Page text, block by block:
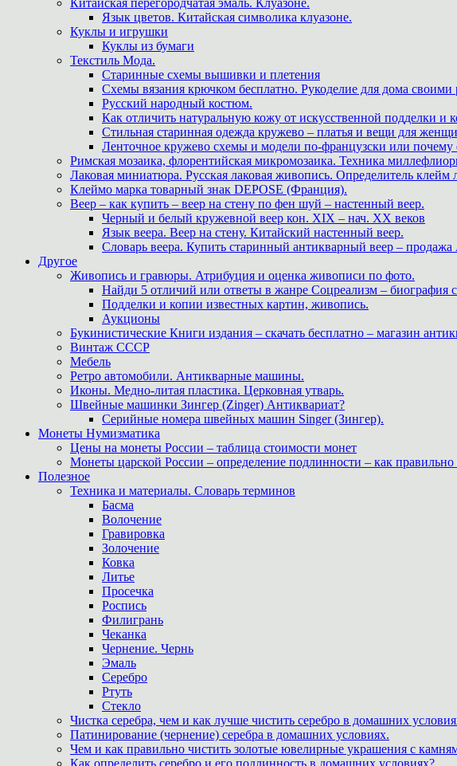
Китайская перегородчатая эмаль. Клуазоне.
Язык цветов. Китайская символика клуазоне.
Куклы и игрушки
Куклы из бумаги
Текстиль Мода.
Старинные схемы вышивки и плетения
Схемы вязания крючком бесплатно. Рукоделие для дома своими
Русский народный костюм.
Как отличить натуральную кожу от искусственной подделки и
Стильная старинная одежда кружево – платья и вещи для
Ленточное кружево схемы и модели по-французски или
Римская мозаика, флорентийская микромозаика. Техника
Лаковая миниатюра. Русская лаковая живопись. Определитель
Клеймо марка товарный знак DEPOSE (Франция).
Веер – как купить – веер на стену по фен шуй – настенный веер.
Черный и белый кружевной веер кон. XIX – нач. XX веков
Язык веера. Веер на стену. Китайский настенный веер.
Словарь веера. Купить старинный антикварный веер – продажа
Другое
Живопись и гравюры. Атрибуция и оценка живописи по фото.
Найди 5 отличий или ответы в жанре Соцреализм – биография
Подделки и копии известных картин, живопись.
Аукционы
Букинистические Книги издания – скачать бесплатно – магазин
Винтаж СССР
Мебель
Ретро автомобили. Антикварные машины.
Иконы. Медно-литая пластика. Церковная утварь.
Швейные машинки Зингер (Zinger) Антиквариат?
Серийные номера швейных машин Singer (Зингер).
Монеты Нумизматика
Цены на монеты России – таблица стоимости монет
Монеты царской России – определение подлинности – как
Полезное
Техника и материалы. Словарь терминов
Басма
Волочение
Гравировка
Золочение
Ковка
Литье
Просечка
Роспись
Филигрань
Чеканка
Чернение. Чернь
Эмаль
Серебро
Ртуть
Стекло
Чистка серебра, чем и как лучше чистить серебро в домашних
Патинирование (чернение) серебра в домашних условиях.
Чем и как правильно чистить золотые ювелирные украшения с
Как определить серебро и его подлинность в домашних условиях?